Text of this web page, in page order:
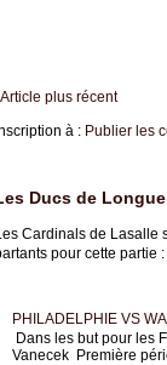
Article plus récent
à : Publier les
Ducs de
Cardinals de Lasalle
pour cette partie
PHILADELPHIE VS
Dans les but pour les
Vanecek Première